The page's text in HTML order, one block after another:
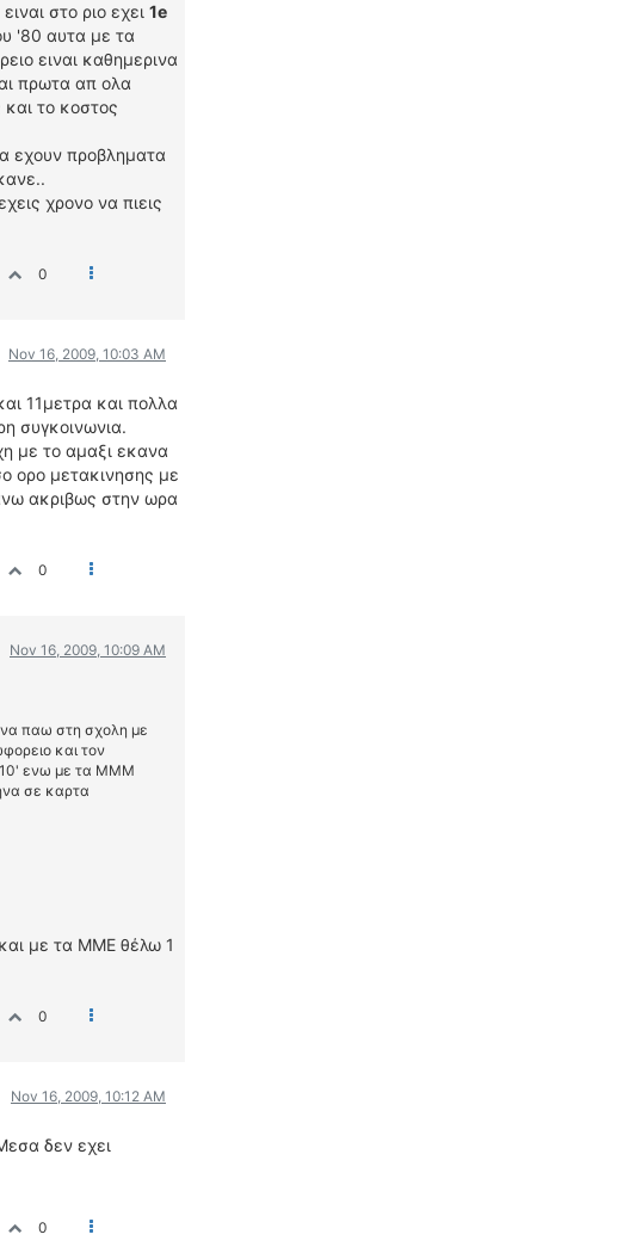
στο ριο εχει 1e
'80 αυτα με τα
ειναι καθημερινα
πρωτα απ ολα
το κοστος
εχουν προβληματα
χρονο να πιεις
0
Nov 16, 2009, 10:03 AM
11μετρα και πολλα
συγκοινωνια.
με το αμαξι εκανα
ορο μετακινησης με
ακριβως στην ωρα
0
Nov 16, 2009, 10:09 AM
να παω στη σχολη με
και τον
ενω με τα ΜΜΜ
σε καρτα
με τα ΜΜΕ θέλω 1
0
Nov 16, 2009, 10:12 AM
δεν εχει
0
ΟΔΗΓΟΥΜΕ
ΕΠΙΚΑΙΡΟΤΗΤΑ
ΑΓΩΝΕΣ
ΑΡΧΕΙΟ ΤΕΥΧΩΝ